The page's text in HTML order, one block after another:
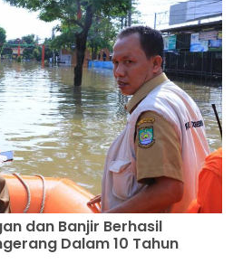
dan Banjir Berhasil
Dalam 10 Tahun